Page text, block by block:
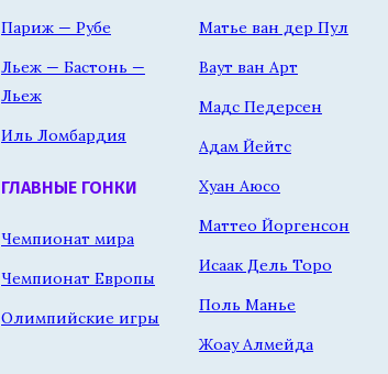
Париж — Рубе
Льеж — Бастонь —
Льеж
Иль Ломбардия
ГЛАВНЫЕ ГОНКИ
Чемпионат мира
Чемпионат Европы
Олимпийские игры
Матье ван дер Пул
Ваут ван Арт
Мадс Педерсен
Адам Йейтс
Хуан Аюсо
Маттео Йоргенсон
Исаак Дель Торо
Поль Манье
Жоау Алмейда